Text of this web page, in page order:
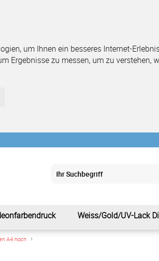
um Ihnen ein besseres Internet-
Ergebnisse zu messen, um zu verstehen,
Weiss/Gold/UV-Lack
A4 hoch